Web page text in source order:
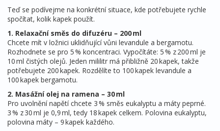
Teď se podívejme na konkrétní situace, kde potřebujete rychle
spočítat, kolik kapek použít.
1. Relaxační směs do difuzéru – 200 ml
Chcete mít v ložnici uklidňující vůni levandule a bergamotu.
Rozhodnete se pro 5 % koncentraci. Vypočítáte: 5 % z 200 ml je
10 ml čistých olejů. Jeden mililitr má přibližně 20 kapek, takže
potřebujete 200 kapek. Rozdělíte to 100 kapek levandule a
100 kapek bergamotu.
2. Masážní olej na ramena – 30 ml
Pro uvolnění napětí chcete 3 % směs eukalyptu a máty peprné.
3 % z 30 ml je 0,9 ml, tedy 18 kapek celkem. Polovina eukalyptu,
polovina máty – 9 kapek každého.